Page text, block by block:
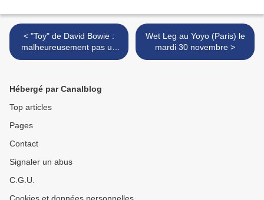
< "Toy" de David Bowie :
malheureusement pas un
“grand album perdu”…
Wet Leg au Yoyo (Paris) le
mardi 30 novembre >
Hébergé par Canalblog
Top articles
Pages
Contact
Signaler un abus
C.G.U.